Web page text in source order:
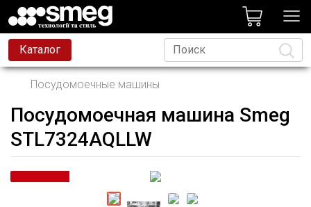
Каталог
Язык
Посудомоечные машины
Посудомоечная машина Smeg
STL7324AQLLW